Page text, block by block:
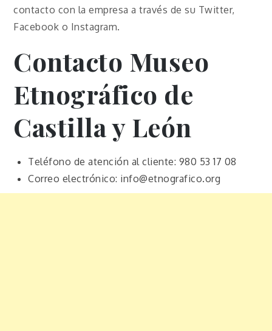
contacto con la empresa a través de su Twitter,
Facebook o Instagram.
Contacto Museo
Etnográfico de
Castilla y León
Teléfono de atención al cliente: 980 53 17 08
Correo electrónico: info@etnografico.org